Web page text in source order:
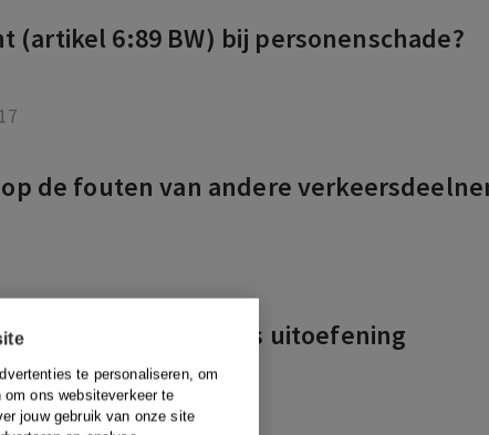
te personaliseren, om
ons websiteverkeer te
jouw gebruik van onze site
(artikel 6:89 BW) bij personenschade?
de fouten van andere
is opgelopen tijdens uitoefening